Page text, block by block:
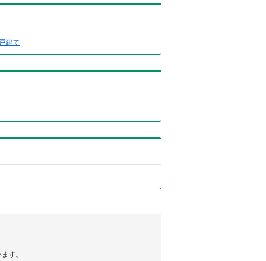
建て
す。